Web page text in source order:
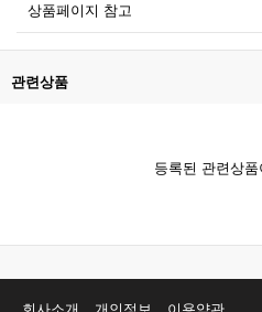
상품페이지 참고
관련상품
등록된 관련상품